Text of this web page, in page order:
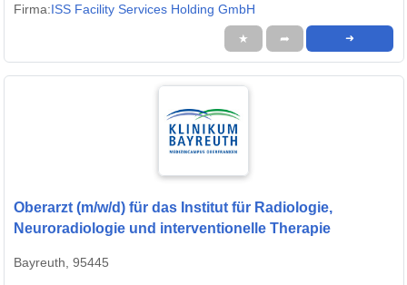
Firma:ISS Facility Services Holding GmbH
★ ➦ ➜
Oberarzt (m/w/d) für das Institut für Radiologie,
Neuroradiologie und interventionelle Therapie
Bayreuth, 95445